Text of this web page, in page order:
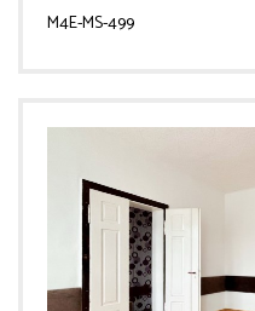
M4E-MS-499